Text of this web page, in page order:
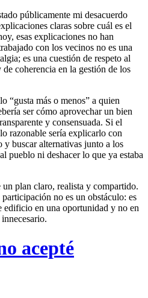
públicamente mi desacuerdo
claras sobre cuál es el
esas explicaciones no han
con los vecinos no es una
es una cuestión de respeto al
coherencia en la gestión de los
“gusta más o menos” a quien
ser cómo aprovechar un bien
y consensuada. Si el
razonable sería explicarlo con
buscar alternativas junto a los
pueblo ni deshacer lo que ya estaba
plan claro, realista y compartido.
no es un obstáculo: es
edificio en una oportunidad y no en
acepté